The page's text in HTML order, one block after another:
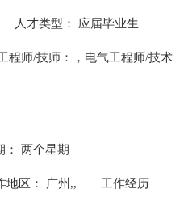
人才类型： 应届毕业生
程师/技师：，电气工程师/技术
： 两个星期
地区： 广州,, 工作经历